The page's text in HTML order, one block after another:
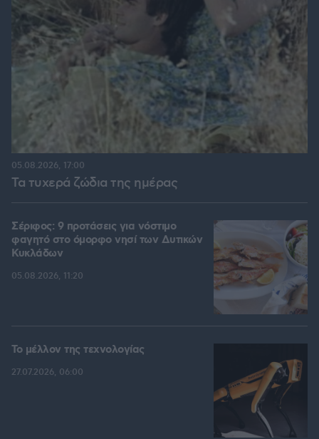
Τα τυχερά ζώδια της ημέρας
05.08.2026, 17:00
Σέριφος: 9 προτάσεις για νόστιμο
φαγητό στο όμορφο νησί των Δυτικών
Κυκλάδων
05.08.2026, 11:20
Το μέλλον της τεχνολογίας
27.07.2026, 06:00